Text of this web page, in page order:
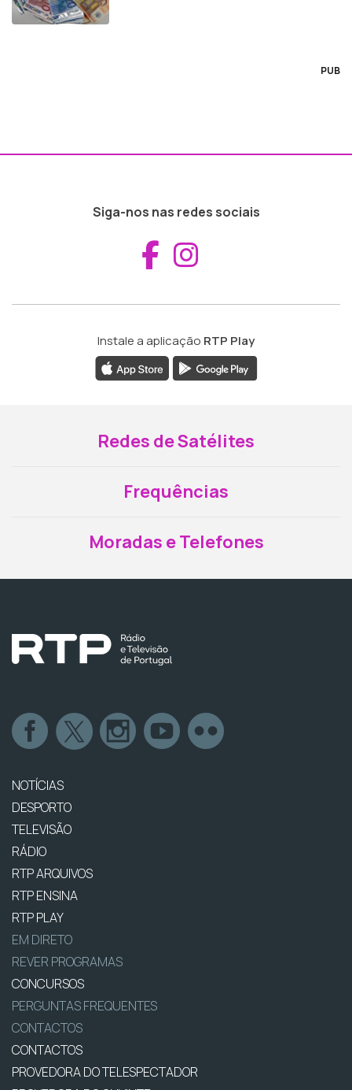
PUB
Siga-nos nas redes sociais
Aceder ao
Instale a aplicação RTP Play
Redes de Satélites
Frequências
Moradas e Telefones
NOTÍCIAS
DESPORTO
TELEVISÃO
RÁDIO
RTP ARQUIVOS
RTP ENSINA
RTP PLAY
EM DIRETO
REVER PROGRAMAS
CONCURSOS
PERGUNTAS FREQUENTES
CONTACTOS
CONTACTOS
PROVEDORA DO TELESPECTADOR